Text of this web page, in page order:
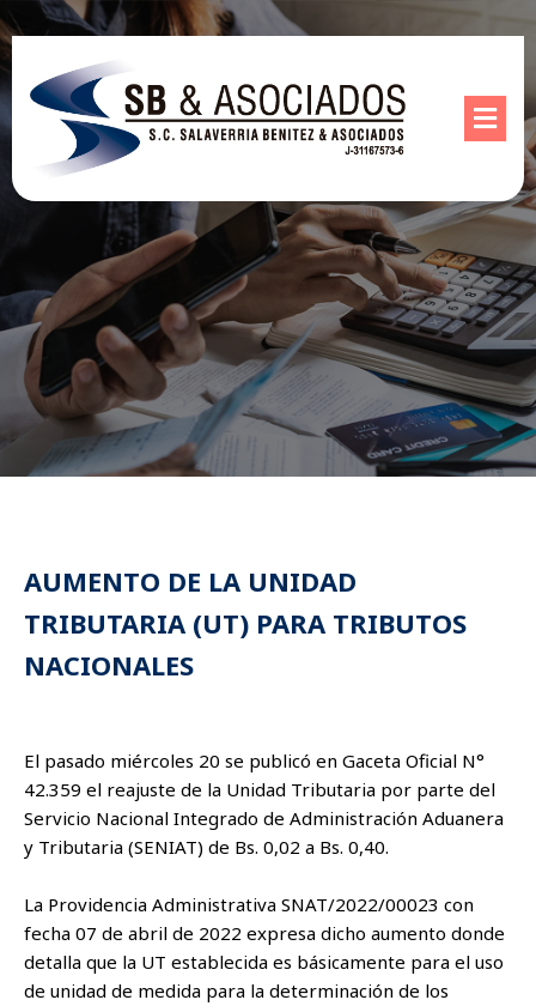
AUMENTO DE LA UNIDAD
TRIBUTARIA (UT) PARA TRIBUTOS
NACIONALES
El pasado miércoles 20 se publicó en Gaceta Oficial N°
42.359 el reajuste de la Unidad Tributaria por parte del
Servicio Nacional Integrado de Administración Aduanera
y Tributaria (SENIAT) de Bs. 0,02 a Bs. 0,40.
La Providencia Administrativa SNAT/2022/00023 con
fecha 07 de abril de 2022 expresa dicho aumento donde
detalla que la UT establecida es básicamente para el uso
de unidad de medida para la determinación de los